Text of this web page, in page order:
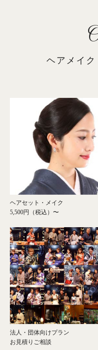
ヘアメイ
ヘアセット・メイク
5,500円（税込）〜
法人・団体向けプラン
お見積りご相談